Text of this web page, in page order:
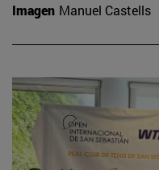
Imagen Manuel Castells